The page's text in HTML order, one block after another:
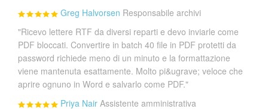
Greg Halvorsen Responsabile archivi
"Ricevo lettere RTF da diversi reparti e devo inviarle come
PDF bloccati. Convertire in batch 40 file in PDF protetti da
password richiede meno di un minuto e la formattazione
viene mantenuta esattamente. Molto pi&ugrave; veloce che
aprire ognuno in Word e salvarlo come PDF."
Priya Nair Assistente amministrativa